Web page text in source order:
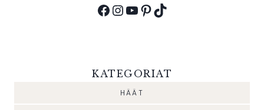
Facebook
Instagram
YouTube
Pinterest
TikTok
KATEGORIAT
HÄÄT